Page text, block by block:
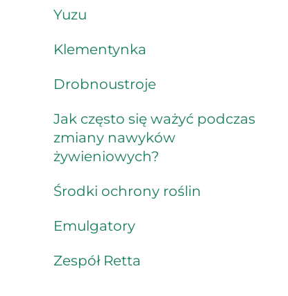
Yuzu
Klementynka
Drobnoustroje
Jak często się ważyć podczas
zmiany nawyków
żywieniowych?
Środki ochrony roślin
Emulgatory
Zespół Retta